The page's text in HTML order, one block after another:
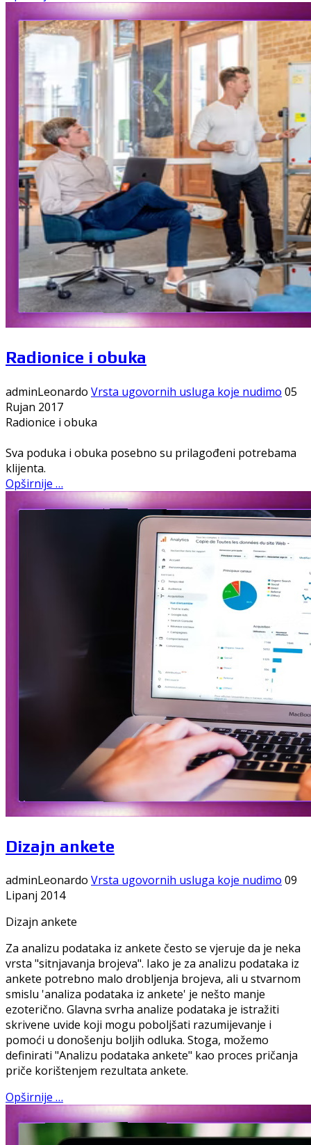
Radionice i obuka
adminLeonardo Vrsta ugovornih usluga koje nudimo 05
Rujan 2017
Radionice i obuka
Sva poduka i obuka posebno su prilagođeni potrebama
klijenta.
Opširnije …
Dizajn ankete
adminLeonardo Vrsta ugovornih usluga koje nudimo 09
Lipanj 2014
Dizajn ankete
Za analizu podataka iz ankete često se vjeruje da je neka
vrsta "sitnjavanja brojeva". Iako je za analizu podataka iz
ankete potrebno malo drobljenja brojeva, ali u stvarnom
smislu 'analiza podataka iz ankete' je nešto manje
ezoterično. Glavna svrha analize podataka je istražiti
skrivene uvide koji mogu poboljšati razumijevanje i
pomoći u donošenju boljih odluka. Stoga, možemo
definirati "Analizu podataka ankete" kao proces pričanja
priče korištenjem rezultata ankete.
Opširnije …